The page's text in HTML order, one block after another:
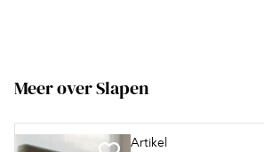
Meer over Slapen
Artikel